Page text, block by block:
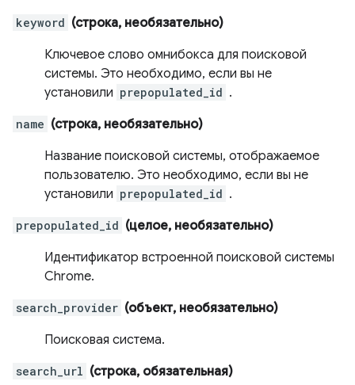
keyword (строка, необязательно)
Ключевое слово омнибокса для поисковой
системы. Это необходимо, если вы не
установили prepopulated_id .
name (строка, необязательно)
Название поисковой системы, отображаемое
пользователю. Это необходимо, если вы не
установили prepopulated_id .
prepopulated_id (целое, необязательно)
Идентификатор встроенной поисковой системы
Chrome.
search_provider (объект, необязательно)
Поисковая система.
search_url (строка, обязательная)